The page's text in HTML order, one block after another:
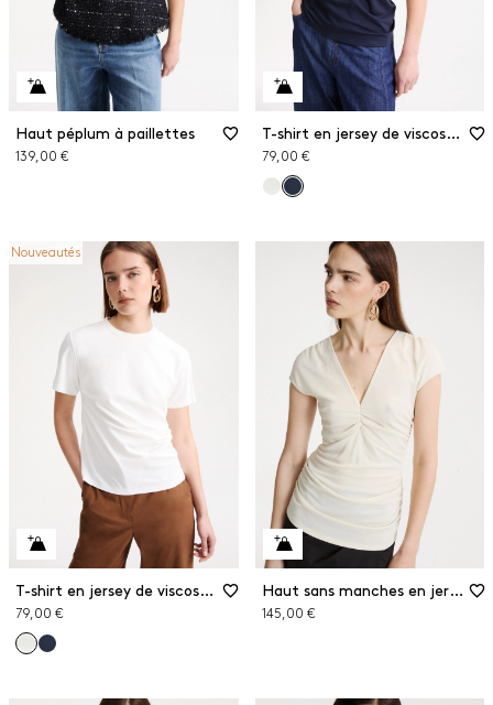
Haut péplum à paillettes
139,00 €
T-shirt en jersey de viscose stretch
79,00 €
Nouveautés
T-shirt en jersey de viscose stretch
79,00 €
Haut sans manches en jersey crêpe
145,00 €